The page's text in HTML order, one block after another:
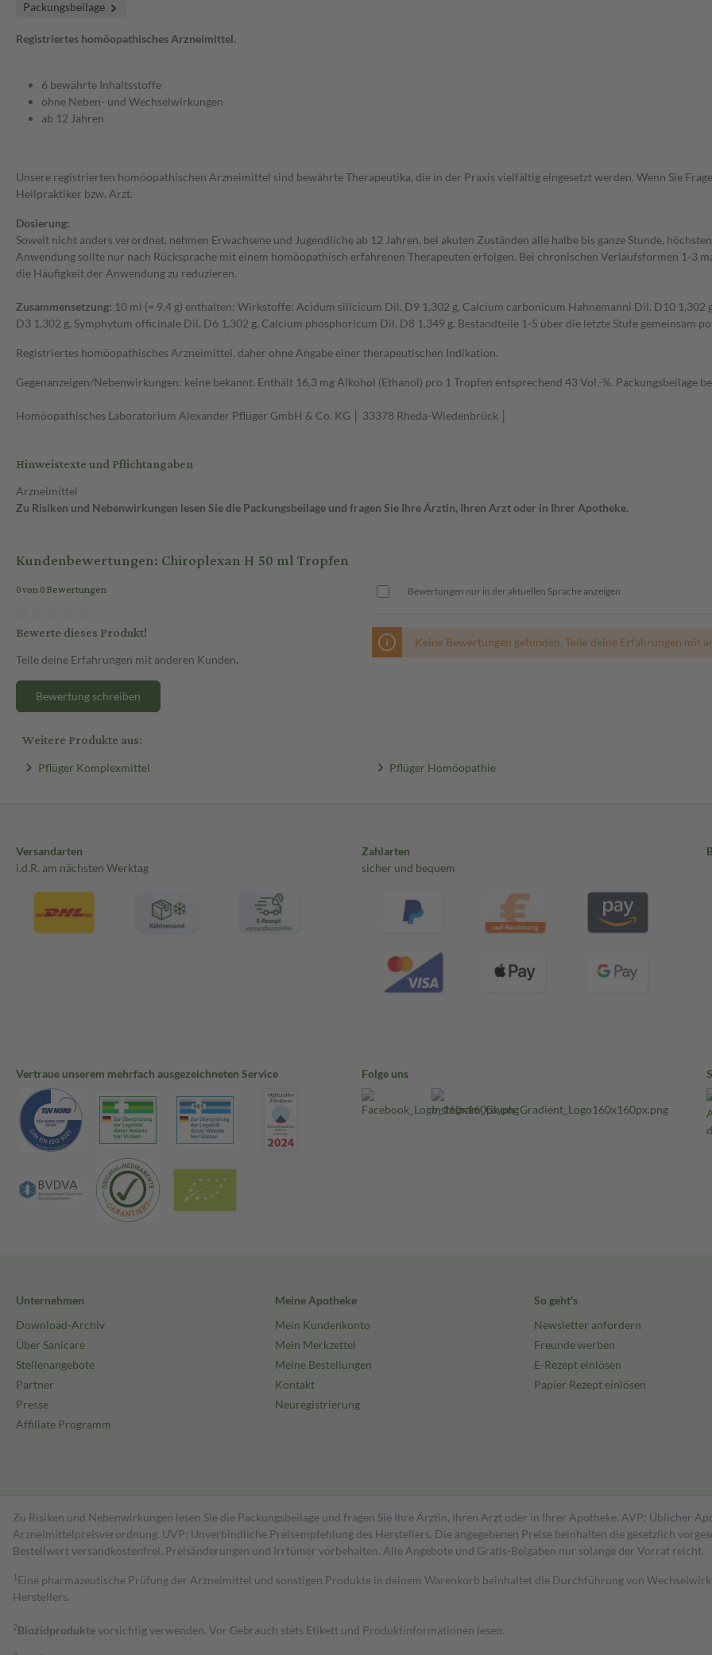
Packungsbeilage
Registriertes homöopathisches Arzneimittel.
6 bewährte Inhaltsstoffe
ohne Neben- und Wechselwirkungen
ab 12 Jahren
Unsere registrierten homöopathischen Arzneimittel sind bewährte Therapeutika, die in der Praxis vielfältig eingesetzt werden. Wenn Sie
Heilpraktiker bzw. Arzt.
Dosierung:
Soweit nicht anders verordnet, nehmen Erwachsene und Jugendliche ab 12 Jahren, bei akuten Zuständen alle halbe bis ganze Stunde,
Anwendung sollte nur nach Rücksprache mit einem homöopathisch erfahrenen Therapeuten erfolgen. Bei chronischen Verlaufsformen 1-3
die Häufigkeit der Anwendung zu reduzieren.
Zusammensetzung: 10 ml (= 9,4 g) enthalten: Wirkstoffe: Acidum silicicum Dil. D9 1,302 g, Calcium carbonicum Hahnemanni Dil. D10
D3 1,302 g, Symphytum officinale Dil. D6 1,302 g, Calcium phosphoricum Dil. D8 1,349 g. Bestandteile 1-5 über die letzte Stufe gemeinsam
Registriertes homöopathisches Arzneimittel, daher ohne Angabe einer therapeutischen Indikation.
Gegenanzeigen/Nebenwirkungen: keine bekannt. Enthält 16,3 mg Alkohol (Ethanol) pro 1 Tropfen entsprechend 43 Vol.-%. Packungsbeilage
Homöopathisches Laboratorium Alexander Pflüger GmbH & Co. KG │ 33378 Rheda-Wiedenbrück │
Hinweistexte und Pflichtangaben
Arzneimittel
Zu Risiken und Nebenwirkungen lesen Sie die Packungsbeilage und fragen Sie Ihre Ärztin, Ihren Arzt oder in Ihrer Apotheke.
Kundenbewertungen: Chiroplexan H 50 ml Tropfen
0 von 0 Bewertungen
Bewerte dieses Produkt!
Teile deine Erfahrungen mit anderen Kunden.
Bewertung schreiben
Bewertungen nur in der aktuellen Sprache anzeigen.
Keine Bewertungen gefunden. Teile deine Erfahrungen mit
Weitere Produkte aus:
Pflüger Komplexmittel Pflüger Homöopathie
Versandarten
i.d.R. am nächsten Werktag
Zahlarten
sicher und bequem
Vertraue unserem mehrfach ausgezeichneten Service Folge uns
Unternehmen
Download-Archiv
Über Sanicare
Stellenangebote
Partner
Presse
Affiliate Programm
Meine Apotheke
Mein Kundenkonto
Mein Merkzettel
Meine Bestellungen
Kontakt
Neuregistrierung
So geht's
Newsletter anfordern
Freunde werben
E-Rezept einlösen
Papier Rezept einlösen
Zu Risiken und Nebenwirkungen lesen Sie die Packungsbeilage und fragen Sie Ihre Ärztin, Ihren Arzt oder in Ihrer Apotheke. AVP: Üblicher
Arzneimittelpreisverordnung. UVP: Unverbindliche Preisempfehlung des Herstellers. Die angegebenen Preise beinhalten die gesetzlich
Bestell­wert versand­kosten­frei. Preisänderungen und Irrtümer vorbehalten. Alle Angebote und Gratis-Beigaben nur solange der Vorrat reicht.
1 Eine pharmazeutische Prüfung der Arzneimittel und sonstigen Produkte in deinem Warenkorb beinhaltet die Durchführung von
Herstellers.
2Biozidproduktevorsichtig verwenden. Vor Gebrauch stets Etikett und Produktinformationen lesen.